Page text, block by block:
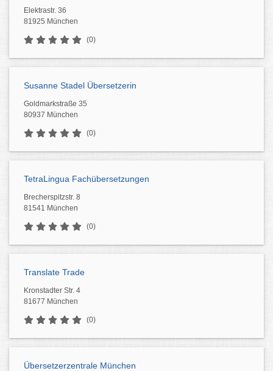
Elektrastr. 36
81925 München
(0)
Susanne Stadel Übersetzerin
Goldmarkstraße 35
80937 München
(0)
TetraLingua Fachübersetzungen
Brecherspitzstr. 8
81541 München
(0)
Translate Trade
Kronstadter Str. 4
81677 München
(0)
Übersetzerzentrale München